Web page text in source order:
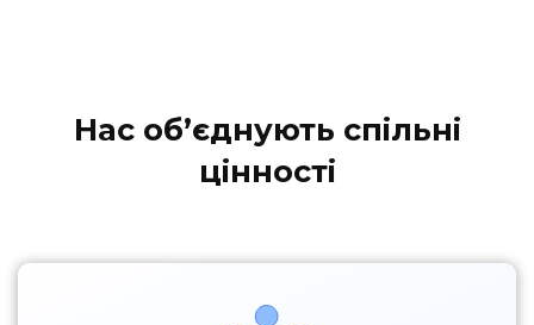
Нас обʼєднують спільні
цінності